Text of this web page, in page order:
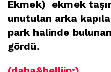
Ekmek) ekmek
unutulan arka
park halinde
gördü.